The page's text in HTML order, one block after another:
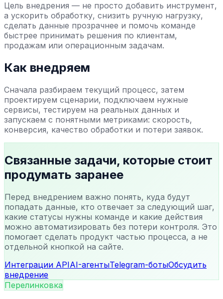
Цель внедрения — не просто добавить инструмент,
а ускорить обработку, снизить ручную нагрузку,
сделать данные прозрачнее и помочь команде
быстрее принимать решения по клиентам,
продажам или операционным задачам.
Как внедряем
Сначала разбираем текущий процесс, затем
проектируем сценарии, подключаем нужные
сервисы, тестируем на реальных данных и
запускаем с понятными метриками: скорость,
конверсия, качество обработки и потери заявок.
Связанные задачи, которые стоит
продумать заранее
Перед внедрением важно понять, куда будут
попадать данные, кто отвечает за следующий шаг,
какие статусы нужны команде и какие действия
можно автоматизировать без потери контроля. Это
помогает сделать продукт частью процесса, а не
отдельной кнопкой на сайте.
Интеграции APIAI-агентыTelegram-ботыОбсудить
внедрение
Перелинковка